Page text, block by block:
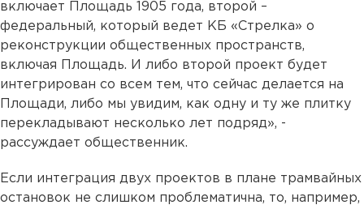
включает Площадь 1905 года, второй –
федеральный, который ведет КБ «Стрелка» о
реконструкции общественных пространств,
включая Площадь. И либо второй проект будет
интегрирован со всем тем, что сейчас делается на
Площади, либо мы увидим, как одну и ту же плитку
перекладывают несколько лет подряд», -
рассуждает общественник.
Если интеграция двух проектов в плане трамвайных
остановок не слишком проблематична, то, например,